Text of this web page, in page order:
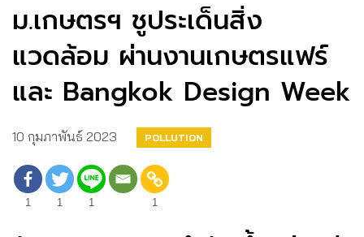
ม.เกษตรฯ ชูประเด็นสิ่ง
แวดล้อม ผ่านงานเกษตรแฟร์
และ Bangkok Design Week
10 กุมภาพันธ์ 2023 POLLUTION
1 1 1 1